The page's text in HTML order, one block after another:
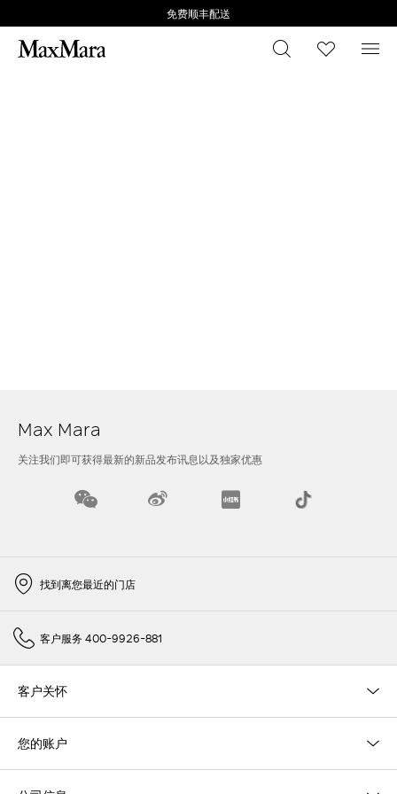
免费顺丰配送
搜索 心愿清
菜
Max Mara
关注我们即可获得最新的新品发布讯息以及独家优惠
找到离您最近的门店
客户服务 400-9926-881
客户关怀
您的账户